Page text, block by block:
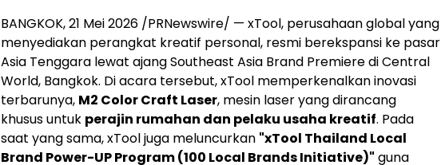
BANGKOK, 21 Mei 2026 /PRNewswire/ — xTool, perusahaan global yang
menyediakan perangkat kreatif personal, resmi berekspansi ke pasar
Asia Tenggara lewat ajang Southeast Asia Brand Premiere di Central
World, Bangkok. Di acara tersebut, xTool memperkenalkan inovasi
terbarunya, M2 Color Craft Laser, mesin laser yang dirancang
khusus untuk perajin rumahan dan pelaku usaha kreatif. Pada
saat yang sama, xTool juga meluncurkan "xTool Thailand Local
Brand Power-UP Program (100 Local Brands Initiative)" guna